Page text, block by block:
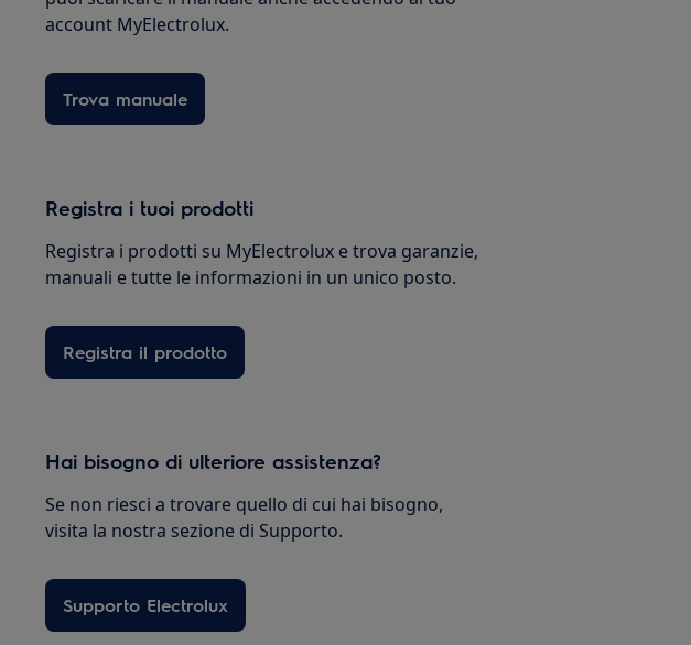
account MyElectrolux.
Trova manuale
Registra i tuoi prodotti
Registra i prodotti su MyElectrolux e trova garanzie,
manuali e tutte le informazioni in un unico posto.
Registra il prodotto
Hai bisogno di ulteriore assistenza?
Se non riesci a trovare quello di cui hai bisogno,
visita la nostra sezione di Supporto.
Supporto Electrolux